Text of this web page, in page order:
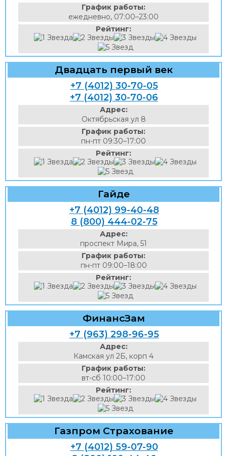
График работы:
ежедневно, 07:00–23:00
Рейтинг:
Двадцать первый век
+7 (4012) 30-70-05
+7 (4012) 30-70-06
Адрес:
Октябрьская ул 8
График работы:
пн-пт 09:30–17:00
Рейтинг:
Гайде
+7 (4012) 99-40-48
8 (800) 444-02-75
Адрес:
проспект Мира, 51
График работы:
пн-пт 09:00–18:00
Рейтинг:
ФинансЗам
+7 (963) 298-96-95
Адрес:
Камская ул 2Б, корп 4
График работы:
вт-сб 10:00–17:00
Рейтинг:
Газпром Страхование
+7 (4012) 59-07-90